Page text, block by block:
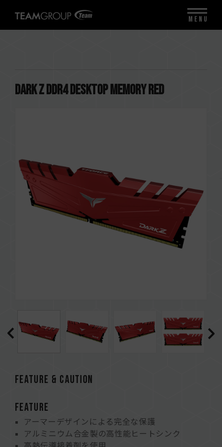
DARK Z DDR4 DESKTOP MEMORY RED
FEATURE & CAUTION
FEATURE
アーマーデザインによる完全な保護
アルミニウム合金製の高性能ヒートシンク
MENU